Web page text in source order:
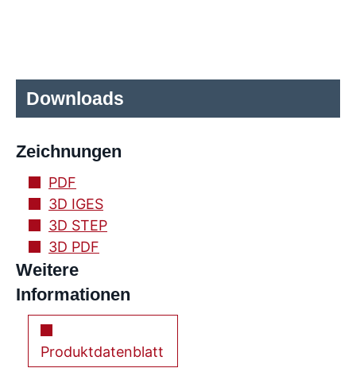
Downloads
Zeichnungen
PDF
3D IGES
3D STEP
3D PDF
Weitere
Informationen
Produktdatenblatt